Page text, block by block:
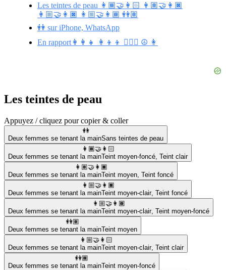
Les teintes de peau 👩🏾‍🤝‍👩🏻 👩🏽‍🤝‍👩🏿
👩🏼‍🤝‍👩🏿 👩🏼‍🤝‍👩🏾 👭🏽
👭 sur iPhone, WhatsApp
En rapport👩‍👩‍👧 👩‍👦‍👦 👩‍❤️‍👩 ☮️ 👩
Les teintes de peau
Appuyez / cliquez pour copier & coller
👭
Deux femmes se tenant la mainSans teintes de peau
👩🏾‍🤝‍👩🏻
Deux femmes se tenant la mainTeint moyen-foncé Teint clair
👩🏽‍🤝‍👩🏿
Deux femmes se tenant la mainTeint moyen Teint foncé
👩🏼‍🤝‍👩🏿
Deux femmes se tenant la mainTeint moyen-clair, Teint foncé
👩🏼‍🤝‍👩🏾
Deux femmes se tenant la mainTeint moyen-clair, Teint moyen-foncé
👭🏽
Deux femmes se tenant la mainTeint moyen
👩🏼‍🤝‍👩🏻
Deux femmes se tenant la mainTeint moyen-clair, Teint clair
👭🏾
Deux femmes se tenant la mainTeint moyen-foncé